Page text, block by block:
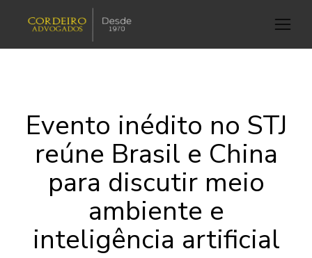
Evento inédito no STJ
reúne Brasil e China
para discutir meio
ambiente e
inteligência artificial